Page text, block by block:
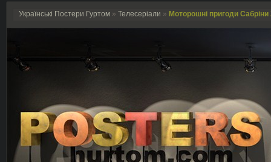
Українські Постери Гуртом » Телесеріали » Моторошні пригоди Сабріни